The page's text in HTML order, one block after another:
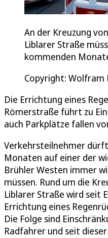
An der Kreuzung
Liblarer Straße
kommenden
Copyright: Wolfram
Die Errichtung eines
Römerstraße führt zu
auch Parkplätze fallen
Verkehrsteilnehmer
Monaten auf einer der
Brühler Westen immer
müssen. Rund um die
Liblarer Straße wird seit
Errichtung eines
Die Folge sind
Radfahrer und seit